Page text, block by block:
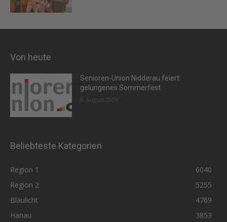
Von heute
Senioren-Union Nidderau feiert
gelungenes Sommerfest
8. August 2026
Beliebteste Kategorien
Region 1
6040
Region 2
5255
Blaulicht
4769
Hanau
3853